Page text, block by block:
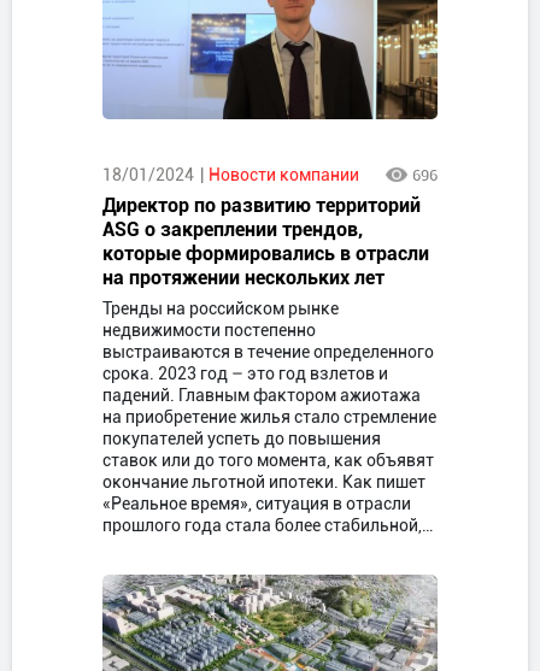
18/01/2024 Новости компании 696
Директор по развитию территорий
ASG о закреплении трендов,
которые формировались в отрасли
на протяжении нескольких лет
Тренды на российском рынке
недвижимости постепенно
выстраиваются в течение определенного
срока. 2023 год – это год взлетов и
падений. Главным фактором ажиотажа
на приобретение жилья стало стремление
покупателей успеть до повышения
ставок или до того момента, как объявят
окончание льготной ипотеки. Как пишет
«Реальное время», ситуация в отрасли
прошлого года стала более стабильной,…